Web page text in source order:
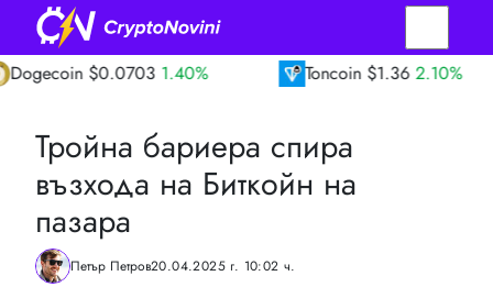
$0.0703 1.40% $1.36 2.10%
Тройна бариера спира
възхода на Биткойн на
пазара
Петър Петров20.04.2025 г. 10:02 ч.